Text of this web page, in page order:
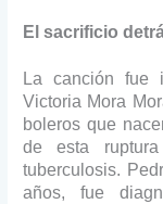
El sacrificio
La canción fue
Victoria Mora
boleros que
de esta
tuberculosis.
años, fue